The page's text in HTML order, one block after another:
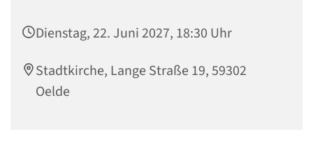
Dienstag, 22. Juni 2027, 18:30 Uhr
Stadtkirche, Lange Straße 19, 59302
Oelde